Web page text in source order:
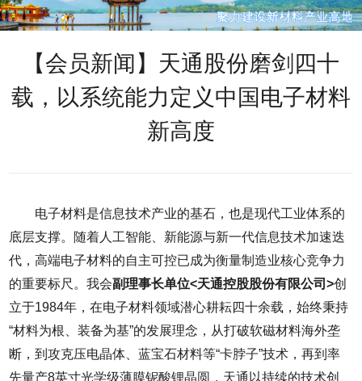
【会员新闻】天通股份磨剑四十
载，以系统能力定义中国电子材料
新高度
电子材料是信息技术产业的基石，也是现代工业体系的
底层支撑。随着人工智能、新能源与新一代信息技术加速迭
代，高端电子材料的自主可控已成为衡量制造业核心竞争力
的重要标尺。我会副理事长单位<天通控股股份有限公司>创
立于1984年，在电子材料领域潜心耕耘四十余载，始终秉持
“材料为根、装备为基”的发展理念，从打破软磁材料海外垄
断，到攻克压电晶体、蓝宝石材料等“卡脖子”技术，再到率
先量产8英寸光学级薄膜铌酸锂晶圆，天通以持续的技术创